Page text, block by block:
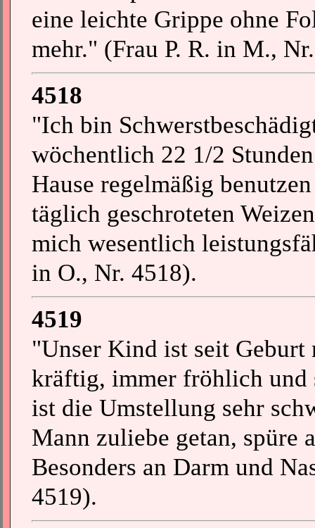
eine leichte Grippe ohne
mehr." (Frau P. R. in M.,
4518
"Ich bin
wöchentlich 22 1/2
Hause regelmäßig
täglich geschroteten
mich wesentlich
in O., Nr. 4518).
4519
"Unser Kind ist seit
kräftig, immer fröhlich und
ist die Umstellung sehr
Mann zuliebe getan, spüre
Besonders an Darm und
4519).